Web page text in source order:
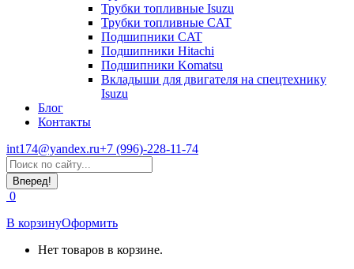
Трубки топливные Isuzu
Трубки топливные CAT
Подшипники CAT
Подшипники Hitachi
Подшипники Komatsu
Вкладыши для двигателя на спецтехнику
Isuzu
Блог
Контакты
int174@yandex.ru+7 (996)-228-11-74
Страница
WhatsApp
открывается
в
новом
окне
Поиск:
0
В корзинуОформить
Нет товаров в корзине.